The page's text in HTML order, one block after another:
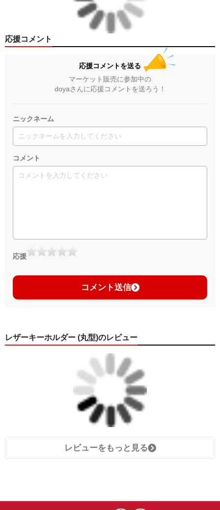
応援コメント
応援コメントを送る
マーケット販売に参加中の
doyaさんに応援コメントを送ろう！
ニックネーム
コメント
応援
コメント送信
レザーキーホルダー (丸型)のレビュー
レビューをもっと見る